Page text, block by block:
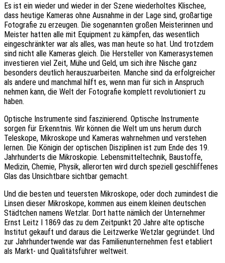
Es ist ein wieder und wieder in der Szene wiederholtes Klischee,
dass heutige Kameras ohne Ausnahme in der Lage sind, großartige
Fotografie zu erzeugen. Die sogenannten großen Meisterinnen und
Meister hatten alle mit Equipment zu kämpfen, das wesentlich
eingeschränkter war als alles, was man heute so hat. Und trotzdem
sind nicht alle Kameras gleich. Die Hersteller von Kamerasystemen
investieren viel Zeit, Mühe und Geld, um sich ihre Nische ganz
besonders deutlich herauszuarbeiten. Manche sind da erfolgreicher
als andere und manchmal hilft es, wenn man für sich in Anspruch
nehmen kann, die Welt der Fotografie komplett revolutioniert zu
haben.
Optische Instrumente sind faszinierend. Optische Instrumente
sorgen für Erkenntnis. Wir können die Welt um uns herum durch
Teleskope, Mikroskope und Kameras wahrnehmen und verstehen
lernen. Die Königin der optischen Disziplinen ist zum Ende des 19.
Jahrhunderts die Mikroskopie. Lebensmitteltechnik, Baustoffe,
Medizin, Chemie, Physik, allerorten wird durch speziell geschliffenes
Glas das Unsichtbare sichtbar gemacht.
Und die besten und teuersten Mikroskope, oder doch zumindest die
Linsen dieser Mikroskope, kommen aus einem kleinen deutschen
Städtchen namens Wetzlar. Dort hatte nämlich der Unternehmer
Ernst Leitz I 1869 das zu dem Zeitpunkt 20 Jahre alte optische
Institut gekauft und daraus die Leitzwerke Wetzlar gegründet. Und
zur Jahrhundertwende war das Familienunternehmen fest etabliert
als Markt- und Qualitätsführer weltweit.